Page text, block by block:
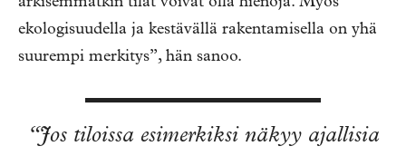
ekologisuudella ja kestävällä rakentamisella on yhä
suurempi merkitys”, hän sanoo.
“Jos tiloissa esimerkiksi näkyy ajallisia